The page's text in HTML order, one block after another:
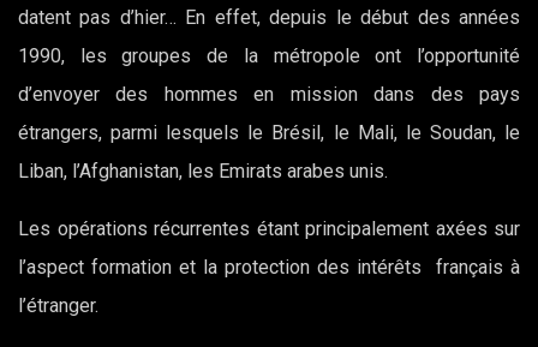
datent pas d’hier… En effet, depuis le début des années
1990, les groupes de la métropole ont l’opportunité
d’envoyer des hommes en mission dans des pays
étrangers, parmi lesquels le Brésil, le Mali, le Soudan, le
Liban, l’Afghanistan, les Emirats arabes unis.
Les opérations récurrentes étant principalement axées sur
l’aspect formation et la protection des intérêts français à
l’étranger.